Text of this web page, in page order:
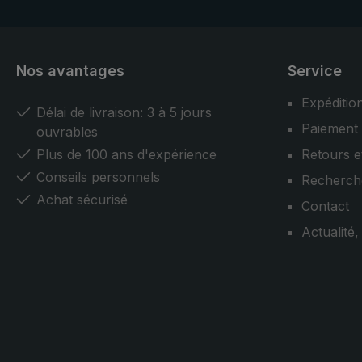
Nos avantages
Délai de livraison: 3 à 5 jours
ouvrables
Plus de 100 ans d'expérience
Conseils personnels
Achat sécurisé
Service
Paiement
Retours
Contact